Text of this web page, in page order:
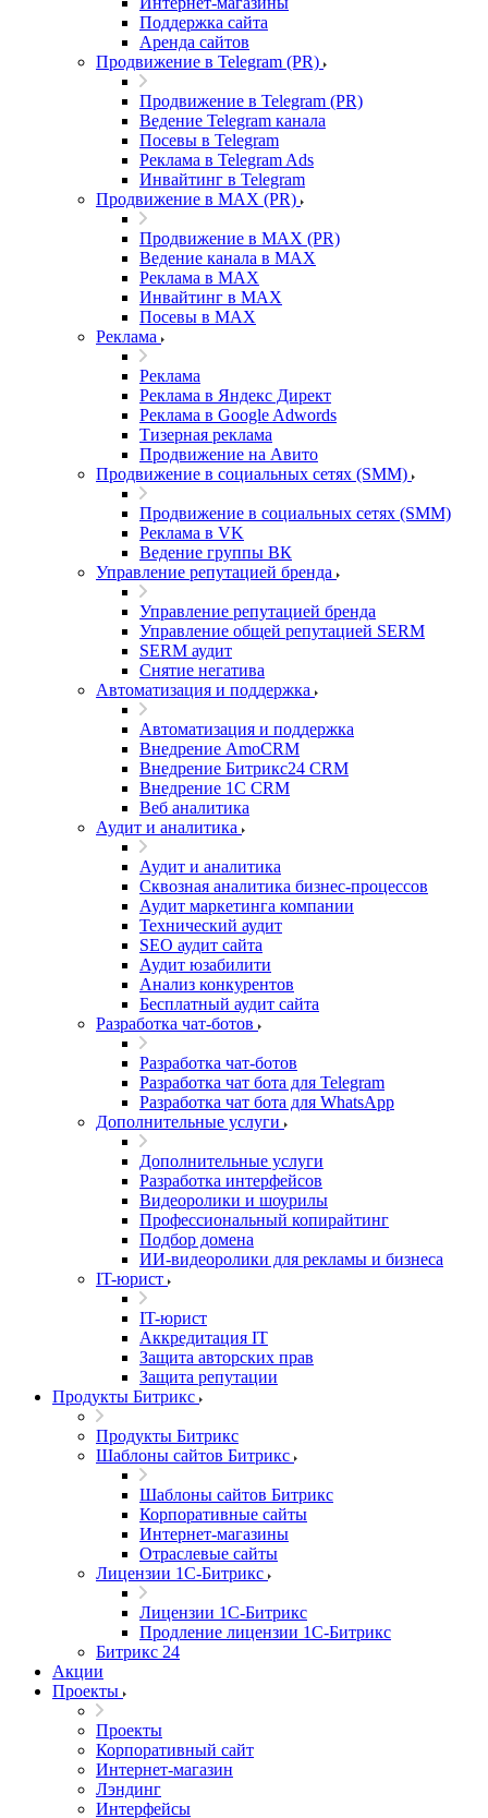
Поддержка сайта
Аренда сайтов
Продвижение в Telegram (PR)
Продвижение в Telegram (PR)
Ведение Telegram канала
Посевы в Telegram
Реклама в Telegram Ads
Инвайтинг в Telegram
Продвижение в MAX (PR)
Продвижение в MAX (PR)
Ведение канала в MAX
Реклама в MAX
Инвайтинг в MAX
Посевы в MAX
Реклама
Реклама
Реклама в Яндекс Директ
Реклама в Google Adwords
Тизерная реклама
Продвижение на Авито
Продвижение в социальных сетях (SMM)
Продвижение в социальных сетях (SMM)
Реклама в VK
Ведение группы ВК
Управление репутацией бренда
Управление репутацией бренда
Управление общей репутацией SERM
SERM аудит
Снятие негатива
Автоматизация и поддержка
Автоматизация и поддержка
Внедрение AmoCRM
Внедрение Битрикс24 CRM
Внедрение 1C CRM
Веб аналитика
Аудит и аналитика
Аудит и аналитика
Сквозная аналитика бизнес-процессов
Аудит маркетинга компании
Технический аудит
SEO аудит сайта
Аудит юзабилити
Анализ конкурентов
Бесплатный аудит сайта
Разработка чат-ботов
Разработка чат-ботов
Разработка чат бота для Telegram
Разработка чат бота для WhatsApp
Дополнительные услуги
Дополнительные услуги
Разработка интерфейсов
Видеоролики и шоурилы
Профессиональный копирайтинг
Подбор домена
ИИ-видеоролики для рекламы и бизнеса
IT-юрист
IT-юрист
Аккредитация IT
Защита авторских прав
Защита репутации
Продукты Битрикс
Продукты Битрикс
Шаблоны сайтов Битрикс
Шаблоны сайтов Битрикс
Корпоративные сайты
Интернет-магазины
Отраслевые сайты
Лицензии 1С-Битрикс
Лицензии 1С-Битрикс
Продление лицензии 1С-Битрикс
Битрикс 24
Акции
Проекты
Проекты
Корпоративный сайт
Интернет-магазин
Лэндинг
Интерфейсы